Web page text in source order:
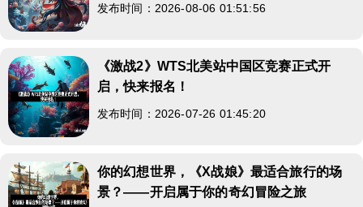
发布时间：2026-08-06 01:51:56
《激战2》WTS北美站中国区竞赛正式开
启，快来报名！
发布时间：2026-07-26 01:45:20
你的幻想世界，《X战娘》最适合旅行的场
景？——开启属于你的奇幻冒险之旅